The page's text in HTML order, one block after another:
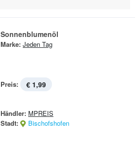
Sonnenblumenöl
Marke: Jeden Tag
Preis: € 1,99
Händler: MPREIS
Stadt:
Bischofshofen